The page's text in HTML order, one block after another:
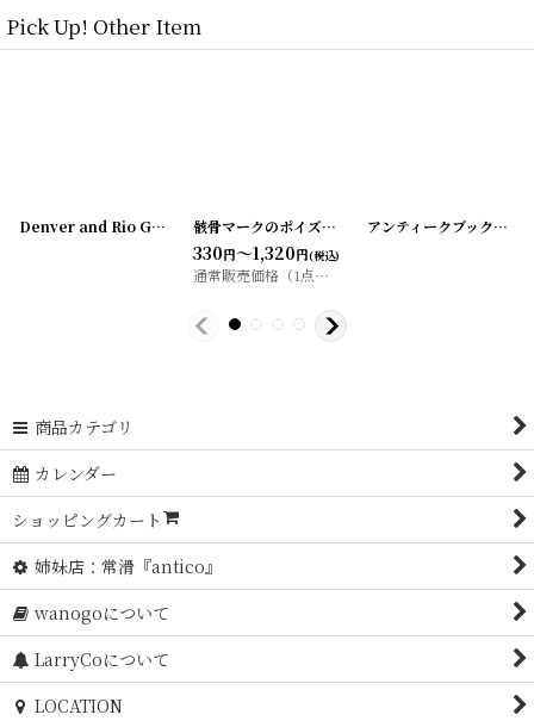
Pick Up! Other Item
20200330-2]
[20200407-21]
[20210115-1]
UPCYCLE『EXCURSION』VINTAGECARD リングノート [
商品カテゴリ
カレンダー
ショッピングカート
姉妹店：常滑『antico』
wanogoについて
LarryCoについて
LOCATION